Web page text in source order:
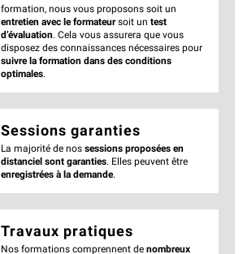
formation, nous vous proposons soit un
entretien avec le formateursoit un test
d’évaluation. Cela vous assurera que vous
disposez des connaissances nécessaires pour
suivre la formation dans des conditions
optimales.
Sessions garanties
La majorité de nos sessions proposées en
distanciel sont garanties. Elles peuvent être
enregistrées à la demande.
Travaux pratiques
Nos formations comprennent de nombreux